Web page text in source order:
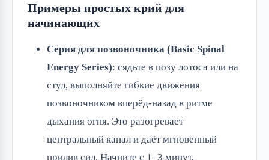
Примеры простых крий для
начинающих
Серия для позвоночника (Basic Spinal
Energy Series): сядьте в позу лотоса или на
стул, выполняйте гибкие движения
позвоночником вперёд-назад в ритме
дыхания огня. Это разогревает
центральный канал и даёт мгновенный
прилив сил. Начните с 1–3 минут,